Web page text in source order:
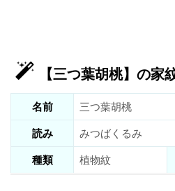
【三つ葉胡桃】の家
名前
三つ葉胡桃
読み
みつばくるみ
種類
植物紋